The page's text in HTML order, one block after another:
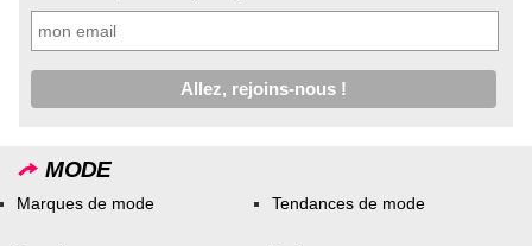
MODE
Marques de mode Tendances de mode